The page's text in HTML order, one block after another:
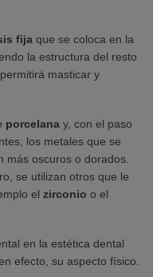
fija que se coloca en la
la estructura del resto
masticar y
porcelana y, con el paso
los metales que se
más oscuros o dorados.
se utilizan otros que le
el zirconio o el
en la estética dental
efecto, su aspecto físico.